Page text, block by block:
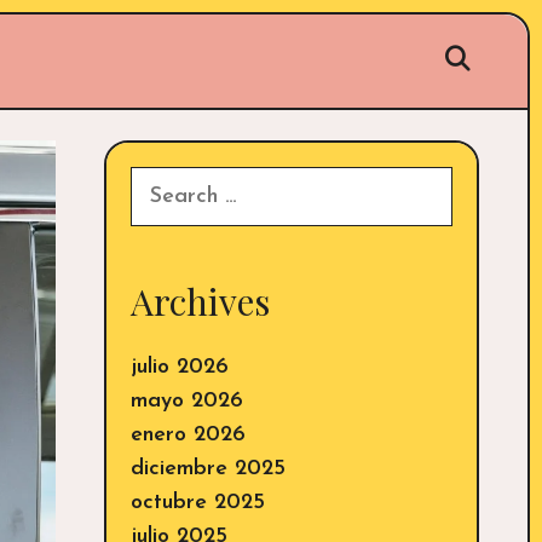
for:
Archives
julio 2026
mayo 2026
enero 2026
diciembre 2025
octubre 2025
julio 2025